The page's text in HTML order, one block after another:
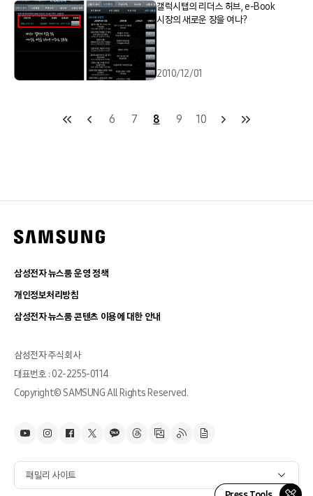
갤럭시탭의 리더스 허브, e-Book
시장의 새로운 장을 여나?
2010/12/01
6 7 8 9 10
삼성전자 뉴스룸 운영 정책
개인정보처리방침
삼성전자 뉴스룸 콘텐츠 이용에 대한 안내
삼성전자 주식회사
대표번호 : 02-2255-0114
Copyright© SAMSUNG All Rights Reserved.
패밀리 사이트